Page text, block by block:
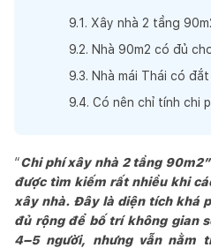
9.1 . Xây nhà 2 tầng
9.2. Nhà 90m2 có đủ
9.3. Nhà mái Thái có
9.4. Có nên chỉ tính chi
“Chi phí xây nhà 2 tầng
được tìm kiếm rất nhiều khi
xây nhà. Đây là diện tích khá
đủ rộng để bố trí không gian
4–5 người, nhưng vẫn nằm